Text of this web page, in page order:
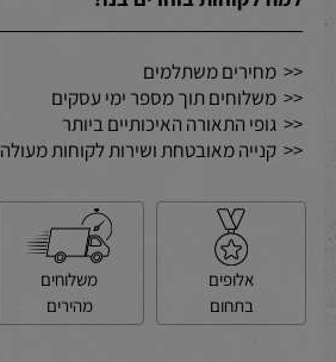
<< מחירים משתלמים
<< משלוחים תוך מספר ימי עסקים
<< גופי התאורה האיכותיים ביותר
<< קנייה מאובטחת ושירות לקוחות מעולה
אלופים
בתחום
משלוחים
מהירים